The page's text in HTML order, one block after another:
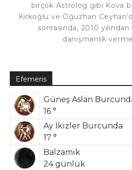
birçok Astrolog gibi Kova
Kırkoğlu ve Oğuzhan
sonrasında, 2010
danışmanlık
Efemeris
Güneş Aslan
16 °
Ay İkizler Burcunda
17 °
Balzamik
24 günlük